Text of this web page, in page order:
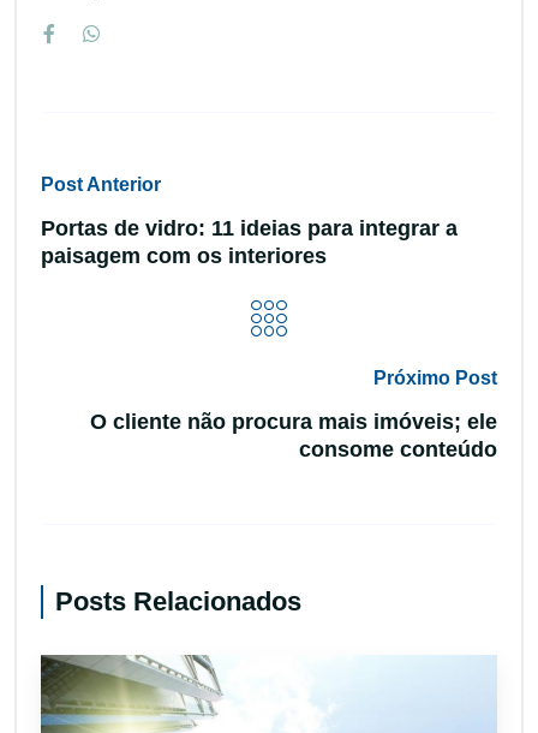
Post Anterior
Portas de vidro: 11 ideias para integrar a
paisagem com os interiores
Próximo Post
O cliente não procura mais imóveis; ele
consome conteúdo
Posts Relacionados